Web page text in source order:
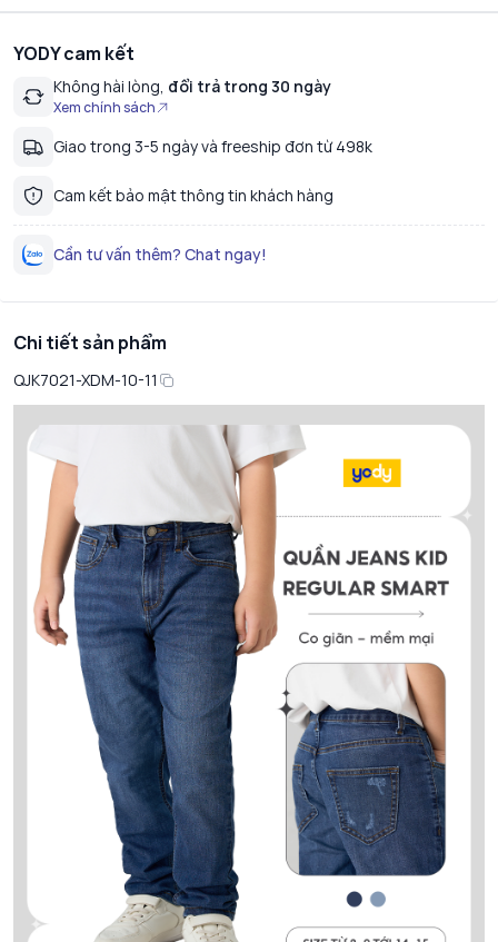
YODY cam kết
Không hài lòng, đổi trả trong 30 ngày
Xem chính sách
Giao trong 3-5 ngày và freeship đơn từ 498k
Cam kết bảo mật thông tin khách hàng
Cần tư vấn thêm? Chat ngay!
Chi tiết sản phẩm
QJK7021-XDM-10-11